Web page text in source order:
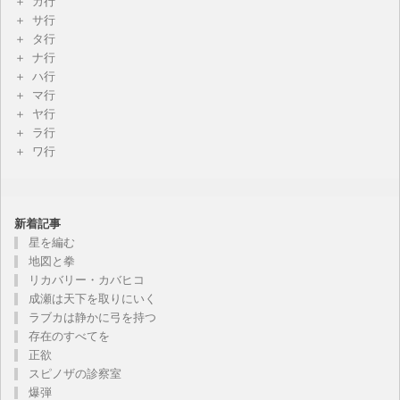
サ行
タ行
ナ行
ハ行
マ行
ヤ行
ラ行
ワ行
新着記事
星を編む
地図と拳
リカバリー・カバヒコ
成瀬は天下を取りにいく
ラブカは静かに弓を持つ
存在のすべてを
正欲
スピノザの診察室
爆弾